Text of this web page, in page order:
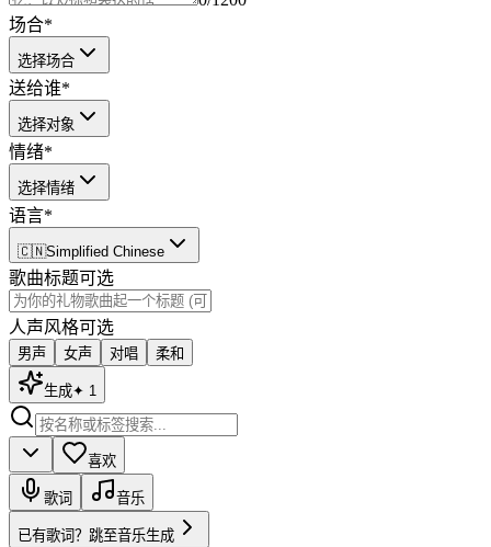
场合*
选择场合
送给谁*
选择对象
情绪*
选择情绪
语言*
🇨🇳Simplified Chinese
歌曲标题可选
人声风格可选
男声 女声 对唱 柔和
生成✦ 1
喜欢
歌词 音乐
已有歌词？跳至音乐生成